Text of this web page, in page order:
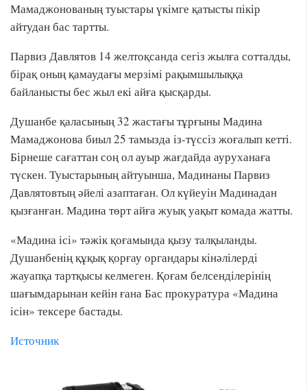
Мамаджонованың туыстары үкімге қатысты пікір
айтудан бас тартты.
Парвиз Давлятов 14 желтоқсанда сегіз жылға сотталды,
бірақ оның қамаудағы мерзімі рақымшылыққа
байланысты бес жыл екі айға қысқарды.
Душанбе қаласының 32 жастағы тұрғыны Мадина
Мамаджонова биыл 25 тамызда із-түссіз жоғалып кетті.
Бірнеше сағаттан соң ол ауыр жағдайда ауруханаға
түскен. Туыстарының айтуынша, Мадинаны Парвиз
Давлятовтың әйелі азаптаған. Ол күйеуін Мадинадан
қызғанған. Мадина төрт айға жуық уақыт комада жатты.
«Мадина ісі» тәжік қоғамында қызу талқыланды.
Душанбенің құқық қорғау органдары кінәлілерді
жауапқа тартқысы келмеген. Қоғам белсенділерінің
шағымдарынан кейін ғана Бас прокуратура «Мадина
ісін» тексере бастады.
Источник